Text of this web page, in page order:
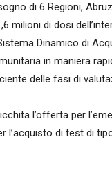
di 6 Regioni,
milioni di dosi
Dinamico di
in maniera
delle fasi di
l’offerta per
l’acquisto di test di